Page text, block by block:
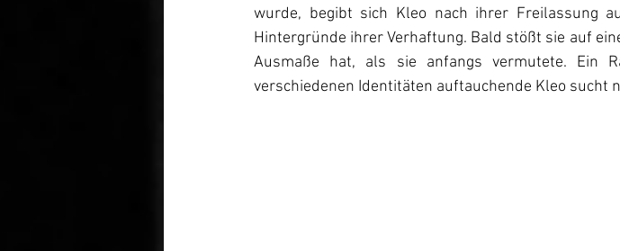
wurde, begibt sich Kleo nach ihrer Freilassung
Hintergründe ihrer Verhaftung. Bald stößt sie auf
Ausmaße hat, als sie anfangs vermutete. Ein
verschiedenen Identitäten auftauchende Kleo sucht